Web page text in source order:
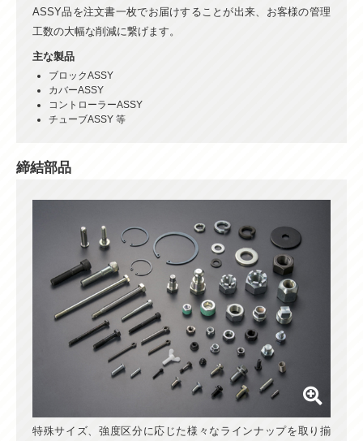
ASSY品を注文書一枚でお届けすることが出来、お客様の管理
工数の大幅な削減に繋げます。
主な製品
ブロックASSY
カバーASSY
コントローラーASSY
チューブASSY 等
締結部品
特殊サイズ、強度区分に応じた様々なラインナップを取り揃